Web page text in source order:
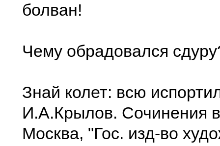
болван!
Чему обрадовался
Знай колет: всю
И.А.Крылов. Сочинения
Москва, "Гос. изд-во